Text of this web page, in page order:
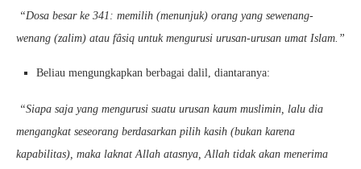
“Dosa besar ke 341: memilih (menunjuk) orang yang sewenang-
wenang (zalim) atau fâsiq untuk mengurusi urusan-urusan umat Islam.”
Beliau mengungkapkan berbagai dalil, diantaranya:
“Siapa saja yang mengurusi suatu urusan kaum muslimin, lalu dia
mengangkat seseorang berdasarkan pilih kasih (bukan karena
kapabilitas), maka laknat Allah atasnya, Allah tidak akan menerima